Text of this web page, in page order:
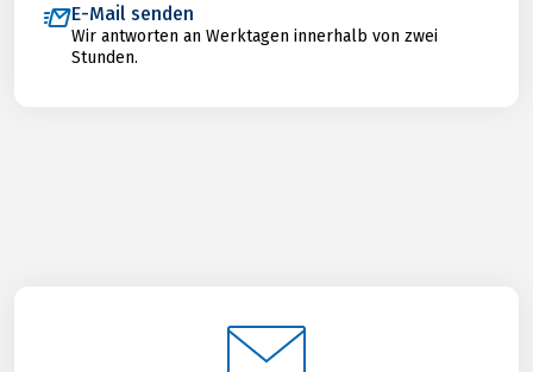
E-Mail senden
Wir antworten an Werktagen innerhalb von zwei
Stunden.